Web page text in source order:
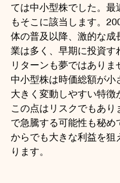
ては中小型株でした。最
もそこに該当します。
体の普及以降、激的な成
業は多く、早期に投資す
リターンも夢ではありま
中小型株は時価総額が小
大きく変動しやすい特徴
この点はリスクでもあり
で急騰する可能性も秘め
からでも大きな利益を狙
ります。